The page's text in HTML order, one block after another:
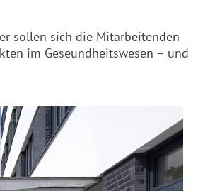
sollen sich die Mitarbeitenden
im Geseundheitswesen – und